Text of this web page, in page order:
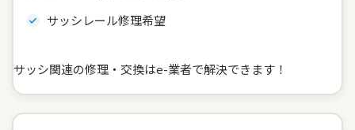
サッシレール修理希望
サッシ関連の修理・交換はe-業者で解決できます！